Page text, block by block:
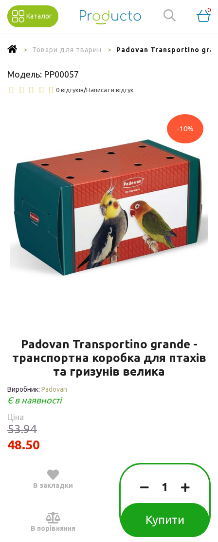
Каталог
0
Товари для тварин Padovan Transportino
Модель: PP00057
0 відгуків/Написати відгук
-10%
Padovan Transportino grande -
транспортна коробка для птахів
та гризунів велика
Виробник: Padovan
Є в наявності
Ціна
53.94
48.50
В закладки
В порівняння
Купити